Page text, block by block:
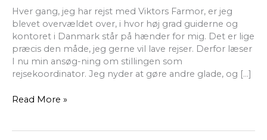
Hver gang, jeg har rejst med Viktors Farmor, er jeg
blevet overvældet over, i hvor høj grad guiderne og
kontoret i Danmark står på hænder for mig. Det er lige
præcis den måde, jeg gerne vil lave rejser. Derfor læser
I nu min ansøg-ning om stillingen som
rejsekoordinator. Jeg nyder at gøre andre glade, og […]
Read More »